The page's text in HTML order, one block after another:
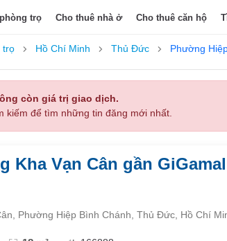
trọ Cho thuê nhà ở Cho thuê căn hộ
trọ Hồ Chí Minh Thủ Đức Phường
còn giá trị giao dịch.
kiếm để tìm những tin đăng mới nhất.
Kha Vạn Cân gần
Phường Hiệp Bình Chánh, Thủ Đức, Hồ Chí